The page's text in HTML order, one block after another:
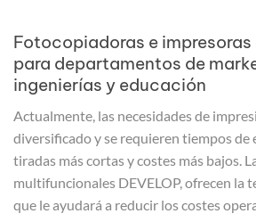
Fotocopiadoras e
para departamentos de
ingenierías y educación
Actualmente, las necesidades de
diversificado y se requieren tiempos de
tiradas más cortas y costes más bajos.
multifuncionales DEVELOP, ofrecen la
que le ayudará a reducir los costes